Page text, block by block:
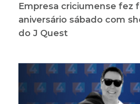
Empresa criciumense fez
aniversário sábado com
do J Quest